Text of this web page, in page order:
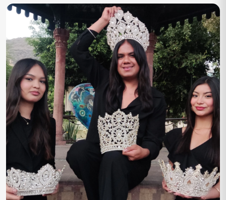
Nacional
Internacional
Opinión
Deportes
Cultura
Turismo
Ecología
Seguridad
Educación
Salud